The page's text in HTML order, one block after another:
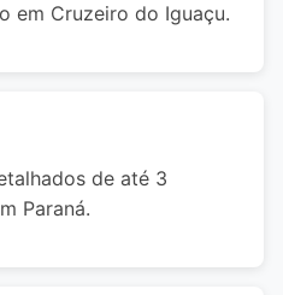
em Cruzeiro do Iguaçu.
de até 3
Paraná.